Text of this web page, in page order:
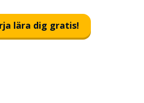
lära dig gratis!